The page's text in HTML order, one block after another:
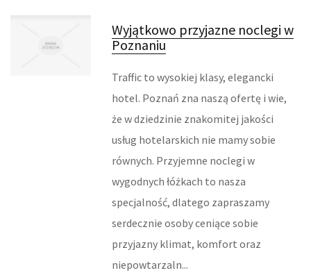
FOTOGRAFIA
ADWOKACI, PORADY PRAWNE
ŚLUB I WESELE
SPRZĄTANIE, PORZĄDKOWANIE
SERWIS
ZWIEDZANIE
Wyjątkowo przyjazne noclegi w
Poznaniu
Traffic to wysokiej klasy, elegancki
hotel. Poznań zna naszą ofertę i wie,
że w dziedzinie znakomitej jakości
usług hotelarskich nie mamy sobie
równych. Przyjemne noclegi w
wygodnych łóżkach to nasza
specjalność, dlatego zapraszamy
serdecznie osoby ceniące sobie
przyjazny klimat, komfort oraz
niepowtarzaln...